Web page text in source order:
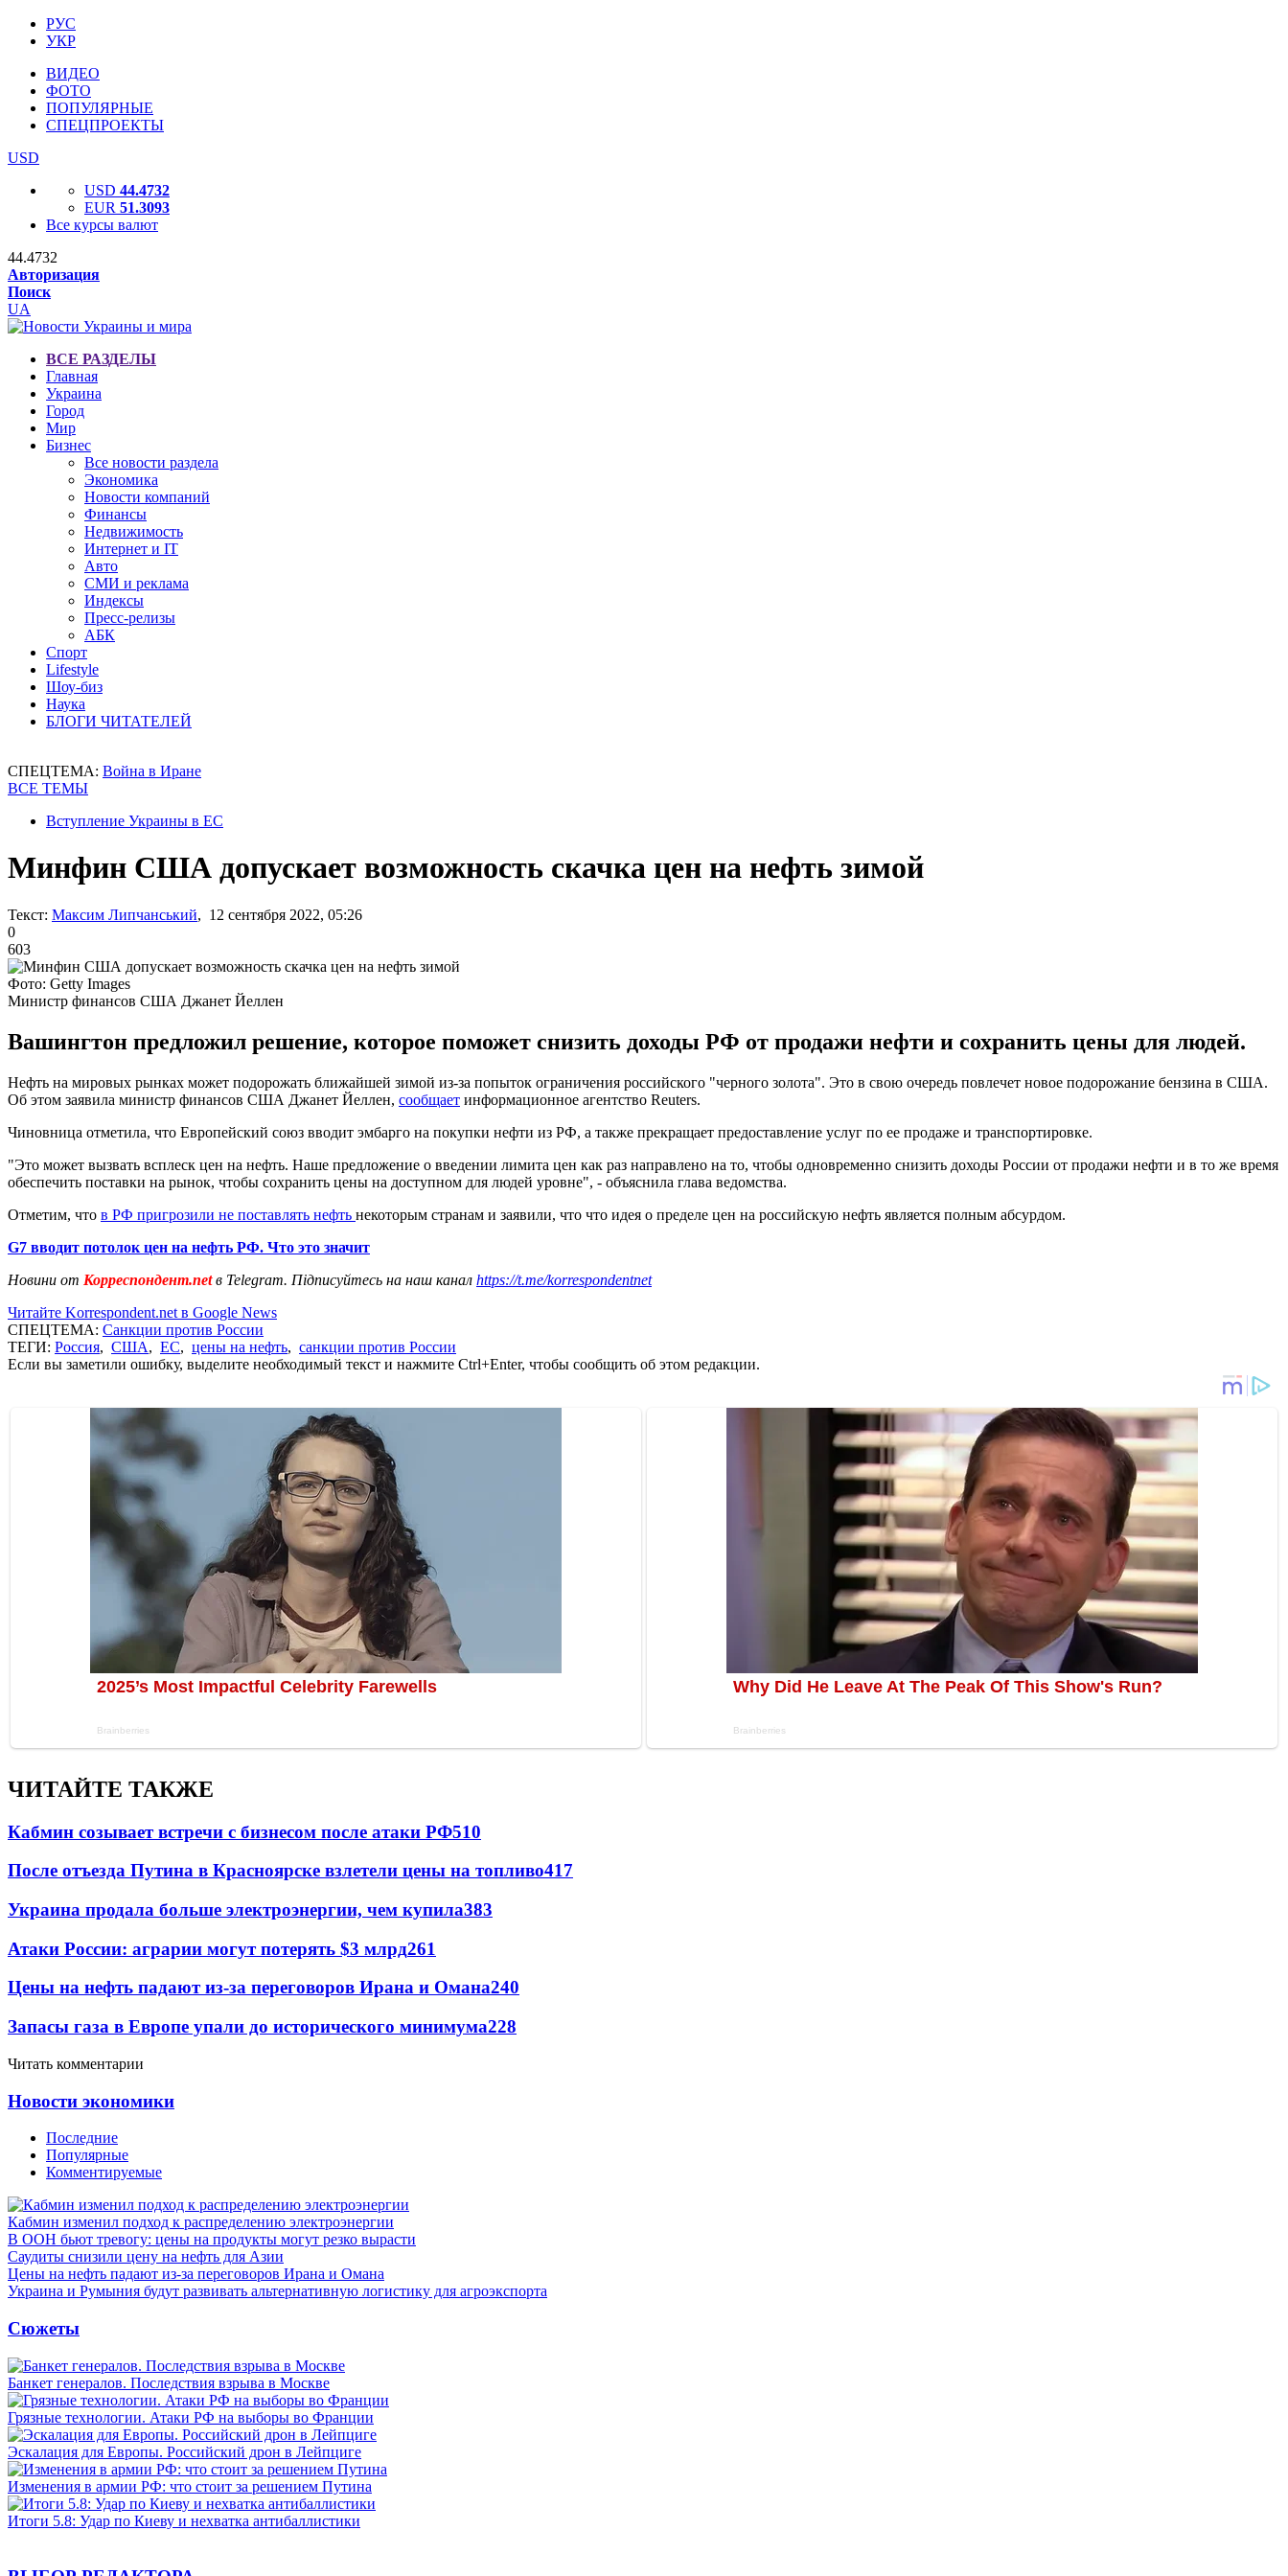
РУС
УКР
ВИДЕО
ФОТО
ПОПУЛЯРНЫЕ
СПЕЦПРОЕКТЫ
USD
USD 44.4732
EUR 51.3093
Все курсы валют
44.4732
Авторизация
Поиск
UA
ВСЕ РАЗДЕЛЫ
Главная
Украина
Город
Мир
Бизнес
Все новости раздела
Экономика
Новости компаний
Финансы
Недвижимость
Интернет и IT
Авто
СМИ и реклама
Индексы
Пресс-релизы
АБК
Спорт
Lifestyle
Шоу-биз
Наука
БЛОГИ ЧИТАТЕЛЕЙ
СПЕЦТЕМА: Война в Иране
ВСЕ ТЕМЫ
Вступление Украины в ЕС
Минфин США допускает возможность скачка цен на нефть зимой
Текст: Максим Липчанський, 12 сентября 2022, 05:26
0
603
Фото: Getty Images
Министр финансов США Джанет Йеллен
Вашингтон предложил решение, которое поможет снизить доходы РФ от продажи нефти и сохранить цены для людей.
Нефть на мировых рынках может подорожать ближайшей зимой из-за попыток ограничения российского "черного золота". Это в свою очередь повлечет новое подорожание бензина в США.
Об этом заявила министр финансов США Джанет Йеллен, сообщает информационное агентство Reuters.
Чиновница отметила, что Европейский союз вводит эмбарго на покупки нефти из РФ, а также прекращает предоставление услуг по ее продаже и транспортировке.
"Это может вызвать всплеск цен на нефть. Наше предложение о введении лимита цен как раз направлено на то, чтобы одновременно снизить доходы России от продажи нефти и в то же время
обеспечить поставки на рынок, чтобы сохранить цены на доступном для людей уровне", - объяснила глава ведомства.
Отметим, что в РФ пригрозили не поставлять нефть некоторым странам и заявили, что что идея о пределе цен на российскую нефть является полным абсурдом.
G7 вводит потолок цен на нефть РФ. Что это значит
Новини от Корреспондент.netв Telegram. Підписуйтесь на наш канал https://t.me/korrespondentnet
Читайте Korrespondent.net в Google News
СПЕЦТЕМА: Санкции против России
ТЕГИ: Россия, США, ЕС, цены на нефть, санкции против России
Если вы заметили ошибку, выделите необходимый текст и нажмите Ctrl+Enter, чтобы сообщить об этом редакции.
ЧИТАЙТЕ ТАКЖЕ
Кабмин созывает встречи с бизнесом после атаки РФ510
После отъезда Путина в Красноярске взлетели цены на топливо417
Украина продала больше электроэнергии, чем купила383
Атаки России: аграрии могут потерять $3 млрд261
Цены на нефть падают из-за переговоров Ирана и Омана240
Запасы газа в Европе упали до исторического минимума228
Читать комментарии
Новости экономики
Последние
Популярные
Комментируемые
Кабмин изменил подход к распределению электроэнергии
В ООН бьют тревогу: цены на продукты могут резко вырасти
Саудиты снизили цену на нефть для Азии
Цены на нефть падают из-за переговоров Ирана и Омана
Украина и Румыния будут развивать альтернативную логистику для агроэкспорта
Сюжеты
Банкет генералов. Последствия взрыва в Москве
Грязные технологии. Атаки РФ на выборы во Франции
Эскалация для Европы. Российский дрон в Лейпциге
Изменения в армии РФ: что стоит за решением Путина
Итоги 5.8: Удар по Киеву и нехватка антибаллистики